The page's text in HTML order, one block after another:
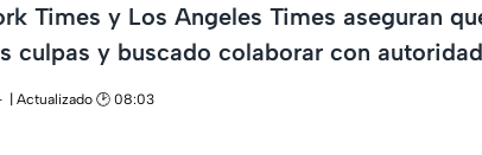
Times y Los Angeles Times aseguran
culpas y buscado colaborar con
| Actualizado 🕑 08:03